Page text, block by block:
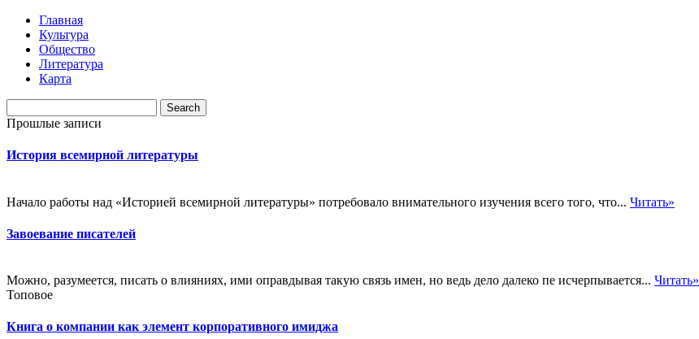
Главная
Культура
Общество
Литература
Карта
Прошлые записи
История всемирной литературы
Начало работы над «Историей всемирной литературы» потребовало внимательного изучения всего того, что... Читать»
Завоевание писателей
Можно, разумеется, писать о влияниях, ими оправдывая такую связь имен, но ведь дело далеко пе исчерпывается... Читать»
Топовое
Книга о компании как элемент корпоративного имиджа